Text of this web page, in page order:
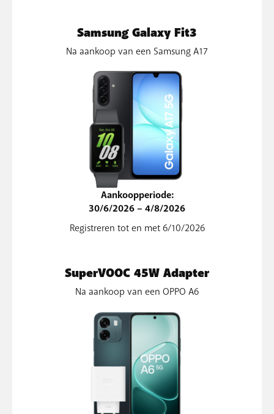
Samsung Galaxy Fit3
Na aankoop van een Samsung A17
Aankoopperiode:
30/6/2026 – 4/8/2026
Registreren tot en met 6/10/2026
SuperVOOC 45W Adapter
Na aankoop van een OPPO A6